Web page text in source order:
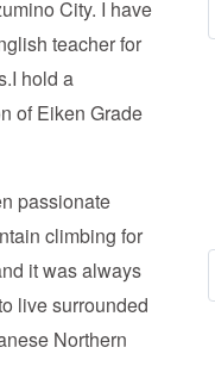
City. I have
teacher for
hold a
of Eiken Grade
passionate
climbing for
it was always
live surrounded
Northern